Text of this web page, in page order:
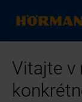
Vitajte v